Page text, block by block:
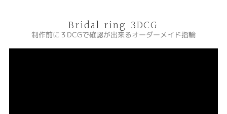
Bridal ring 3DCG
制作前に３DCGで確認が出来るオーダーメイド指輪